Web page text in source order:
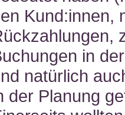
Kund:innen,
in
natürlich
der Planung